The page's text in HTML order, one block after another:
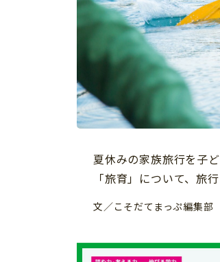
運動・あそび・ゲーム
夏休みの家族旅行を子
「旅育」について、旅
文／こそだてまっぷ編集部